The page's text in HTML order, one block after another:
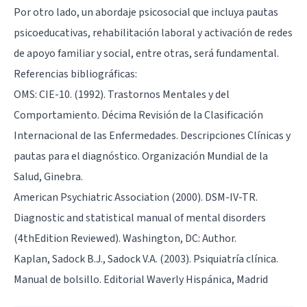
Por otro lado, un abordaje psicosocial que incluya pautas
psicoeducativas, rehabilitación laboral y activación de redes
de apoyo familiar y social, entre otras, será fundamental.
Referencias bibliográficas:
OMS: CIE-10. (1992). Trastornos Mentales y del
Comportamiento. Décima Revisión de la Clasificación
Internacional de las Enfermedades. Descripciones Clínicas y
pautas para el diagnóstico. Organización Mundial de la
Salud, Ginebra.
American Psychiatric Association (2000). DSM-IV-TR.
Diagnostic and statistical manual of mental disorders
(4thEdition Reviewed). Washington, DC: Author.
Kaplan, Sadock B.J., Sadock V.A. (2003). Psiquiatría clínica.
Manual de bolsillo. Editorial Waverly Hispánica, Madrid